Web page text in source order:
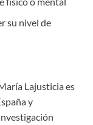
su nivel de
Lajusticia es
y